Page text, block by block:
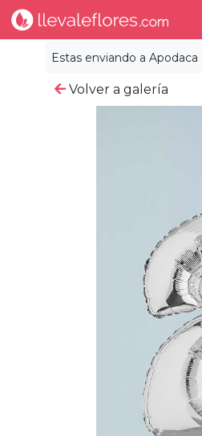
Estas enviando a Apodaca
Volver a galería